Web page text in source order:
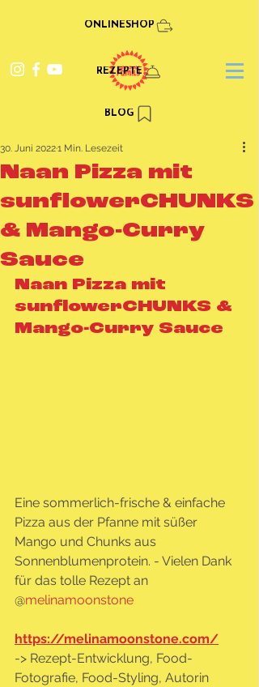
REZEPTE
BLOG
ONLINESHOP
Naan Pizza mit
sunflowerCHUNKS
& Mango-Curry
Sauce
30. Juni 20221 Min. Lesezeit
Naan Pizza mit
sunflowerCHUNKS &
Mango-Curry Sauce
Eine sommerlich-frische & einfache
Pizza aus der Pfanne mit süßer
Mango und Chunks aus
Sonnenblumenprotein. - Vielen Dank
für das tolle Rezept an
@melinamoonstone
https://melinamoonstone.com/
-> Rezept-Entwicklung, Food-
Fotografie, Food-Styling, Autorin